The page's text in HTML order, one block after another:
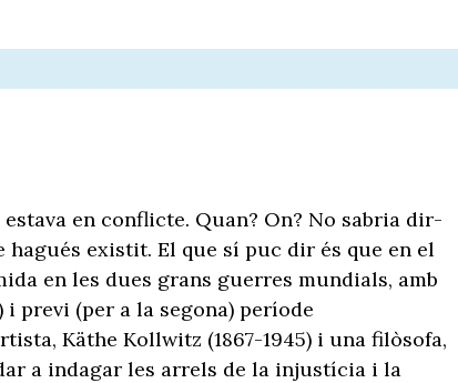
en conflicte. Quan? On? No sabria dir-
existit. El que sí puc dir és que en el
en les dues grans guerres mundials, amb
previ (per a la segona) període
Käthe Kollwitz (1867-1945) i una filòsofa,
a indagar les arrels de la injustícia i la